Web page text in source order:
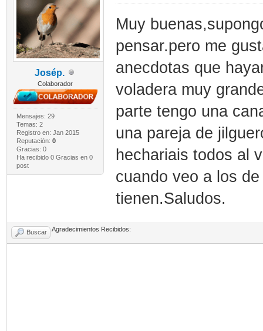
Josép.
Colaborador
Mensajes: 29
Temas: 2
Registro en: Jan 2015
Reputación: 0
Gracias: 0
Ha recibido 0 Gracias en 0
post
Muy
pensar.pero me
anecdotas que
voladera muy
parte tengo una
una pareja de
hechariais todos al
cuando veo a los
tienen.Saludos.
Buscar Agradecimientos Recibidos: